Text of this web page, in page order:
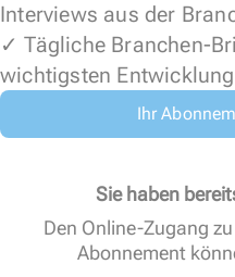
Interviews aus der
✓ Tägliche Branchen-
wichtigsten
Ihr
Sie haben
Den Online-Zugang
Abonnement